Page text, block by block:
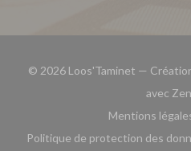
© 2026 Loos'Taminet —
avec
Mentions
Politique de protection des